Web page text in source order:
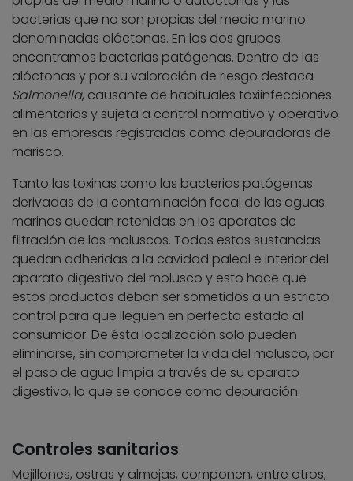
bacterias que no son propias del medio marino
denominadas alóctonas. En los dos grupos
encontramos bacterias patógenas. Dentro de las
alóctonas y por su valoración de riesgo destaca
Salmonella, causante de habituales toxiinfecciones
alimentarias y sujeta a control normativo y operativo
en las empresas registradas como depuradoras de
marisco.
Tanto las toxinas como las bacterias patógenas
derivadas de la contaminación fecal de las aguas
marinas quedan retenidas en los aparatos de
filtración de los moluscos. Todas estas sustancias
quedan adheridas a la cavidad paleal e interior del
aparato digestivo del molusco y esto hace que
estos productos deban ser sometidos a un estricto
control para que lleguen en perfecto estado al
consumidor. De ésta localización solo pueden
eliminarse, sin comprometer la vida del molusco, por
el paso de agua limpia a través de su aparato
digestivo, lo que se conoce como depuración.
Controles sanitarios
Mejillones, ostras y almejas, componen, entre otros,